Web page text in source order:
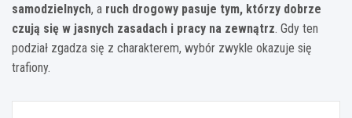
samodzielnych, a ruch drogowy pasuje tym, którzy dobrze
czują się w jasnych zasadach i pracy na zewnątrz. Gdy ten
podział zgadza się z charakterem, wybór zwykle okazuje się
trafiony.